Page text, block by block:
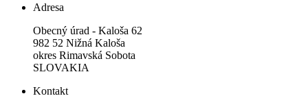
Adresa
Obecný úrad - Kaloša 62
982 52 Nižná Kaloša
okres Rimavská Sobota
SLOVAKIA
Kontakt